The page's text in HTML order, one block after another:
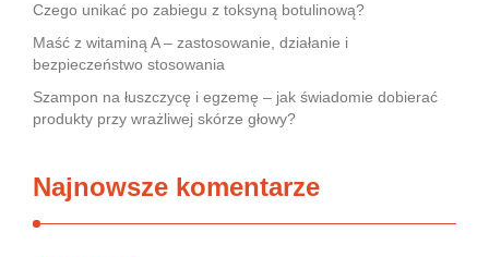
Czego unikać po zabiegu z toksyną botulinową?
Maść z witaminą A – zastosowanie, działanie i
bezpieczeństwo stosowania
Szampon na łuszczycę i egzemę – jak świadomie dobierać
produkty przy wrażliwej skórze głowy?
Najnowsze komentarze